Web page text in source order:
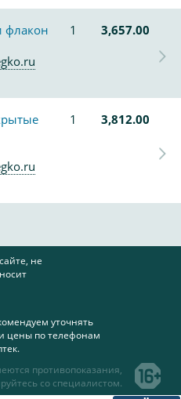
флакон 1
3,657.00
1 3,812.00
не
уточнять
цены по телефонам
противопоказания,
со специалистом.